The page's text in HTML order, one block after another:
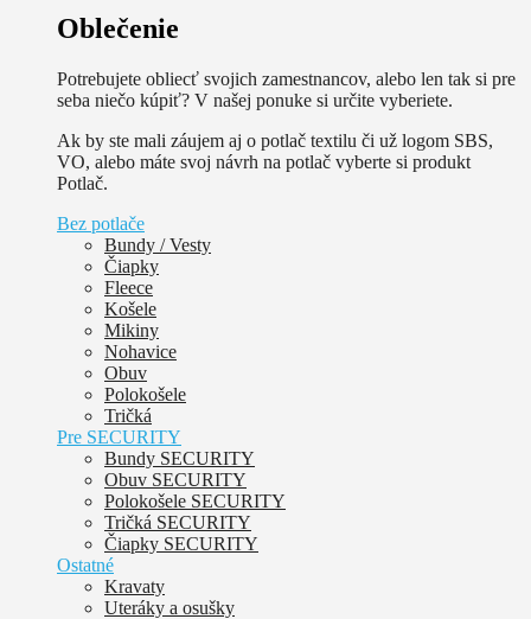
Oblečenie
Potrebujete obliecť svojich zamestnancov, alebo len tak si pre
seba niečo kúpiť? V našej ponuke si určite vyberiete.
Ak by ste mali záujem aj o potlač textilu či už logom SBS,
VO, alebo máte svoj návrh na potlač vyberte si produkt
Potlač.
Bez potlače
Bundy / Vesty
Čiapky
Fleece
Košele
Mikiny
Nohavice
Obuv
Polokošele
Tričká
Pre SECURITY
Bundy SECURITY
Obuv SECURITY
Polokošele SECURITY
Tričká SECURITY
Čiapky SECURITY
Ostatné
Kravaty
Uteráky a osušky